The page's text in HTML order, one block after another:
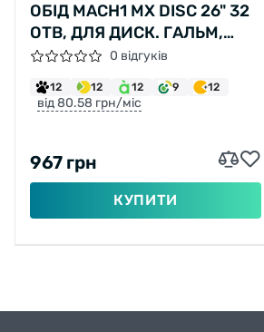
ОБІД MACH1 MX DISC 26" 32
ОТВ, ДЛЯ ДИСК. ГАЛЬМ,
ЧОРНИЙ, AV 520ГР.
0 відгуків
12 12 12 9 12
від 80.58 грн/міс
967 грн
КУПИТИ